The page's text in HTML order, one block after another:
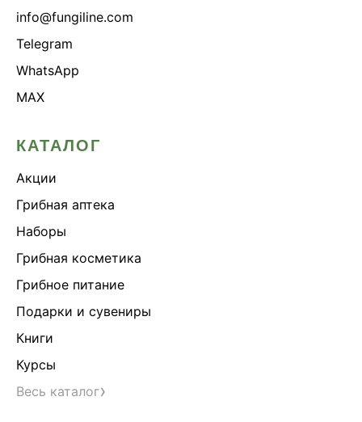
info@fungiline.com
Telegram
WhatsApp
MAX
КАТАЛОГ
Акции
Грибная аптека
Наборы
Грибная косметика
Грибное питание
Подарки и сувениры
Книги
Курсы
Весь каталог›